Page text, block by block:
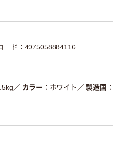
ード：4975058884116
／ カラー ホワイト ／ 製造国